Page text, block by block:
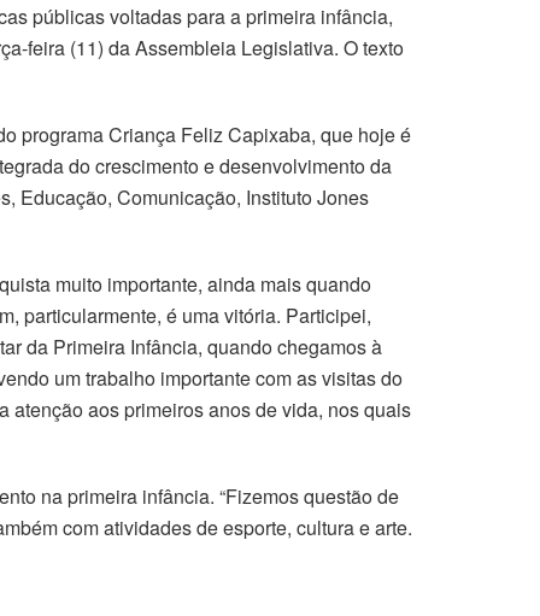
públicas voltadas para a primeira infância,
feira (11) da Assembleia Legislativa. O texto
programa Criança Feliz Capixaba, que hoje é
do crescimento e desenvolvimento da
Educação, Comunicação, Instituto Jones
muito importante, ainda mais quando
particularmente, é uma vitória. Participei,
da Primeira Infância, quando chegamos à
um trabalho importante com as visitas do
aos primeiros anos de vida, nos quais
na primeira infância. “Fizemos questão de
com atividades de esporte, cultura e arte.